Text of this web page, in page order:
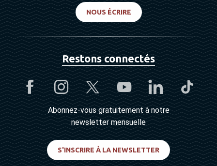
NOUS ÉCRIRE
Restons connectés
Abonnez-vous gratuitement à notre
newsletter mensuelle
S'INSCRIRE À LA NEWSLETTER